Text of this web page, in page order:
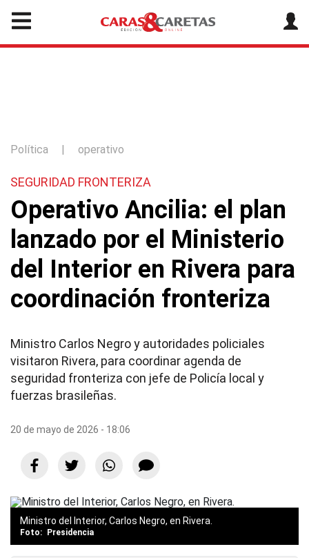
Política | operativo
SEGURIDAD FRONTERIZA
Operativo Ancilia: el plan
lanzado por el Ministerio
del Interior en Rivera para
coordinación fronteriza
Ministro Carlos Negro y autoridades policiales
visitaron Rivera, para coordinar agenda de
seguridad fronteriza con jefe de Policía local y
fuerzas brasileñas.
20 de mayo de 2026 - 18:06
Ministro del Interior, Carlos Negro, en Rivera.
Presidencia